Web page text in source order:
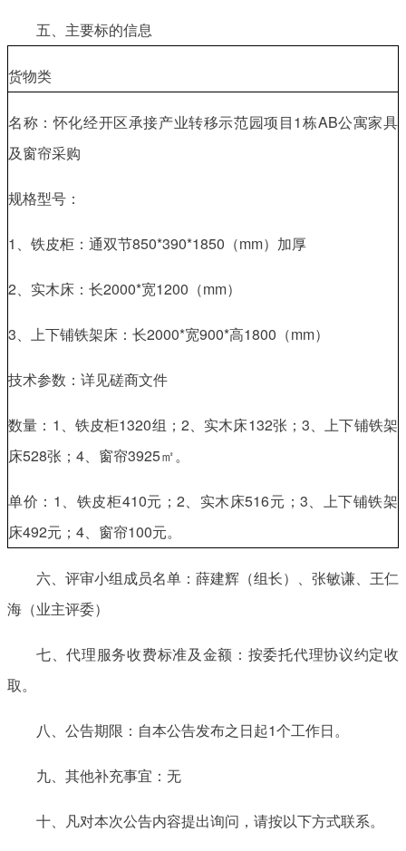
五、主要标的信息
货物类
名称：怀化经开区承接产业转移示范园项目1栋AB公寓家具
及窗帘采购
规格型号：
1、铁皮柜：通双节850*390*1850（mm）加厚
2、实木床：长2000*宽1200（mm）
3、上下铺铁架床：长2000*宽900*高1800（mm）
技术参数：详见磋商文件
数量：1、铁皮柜1320组；2、实木床132张；3、上下铺铁架
床528张；4、窗帘3925㎡。
单价：1、铁皮柜410元；2、实木床516元；3、上下铺铁架
床492元；4、窗帘100元。
六、评审小组成员名单：薛建辉（组长）、张敏谦、王仁
海（业主评委）
七、代理服务收费标准及金额：按委托代理协议约定收
取。
八、公告期限：自本公告发布之日起1个工作日。
九、其他补充事宜：无
十、凡对本次公告内容提出询问，请按以下方式联系。